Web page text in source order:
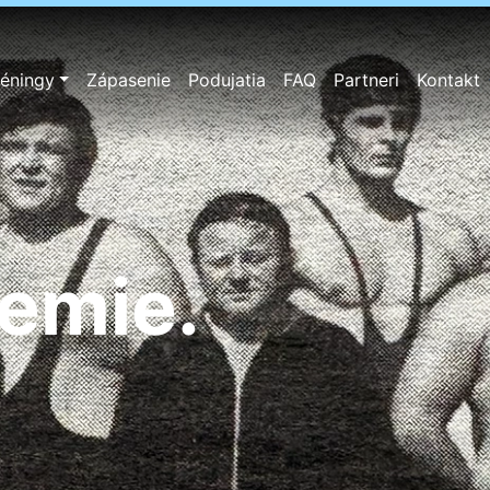
Zápasenie Podujatia FAQ Partneri Kontakt